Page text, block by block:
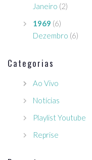
Janeiro (2)
1969 (6)
Dezembro (6)
Categorias
Ao Vivo
Notícias
Playlist Youtube
Reprise